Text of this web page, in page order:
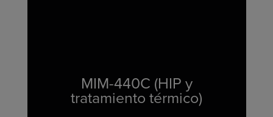
MIM-440C (HIP y
tratamiento térmico)